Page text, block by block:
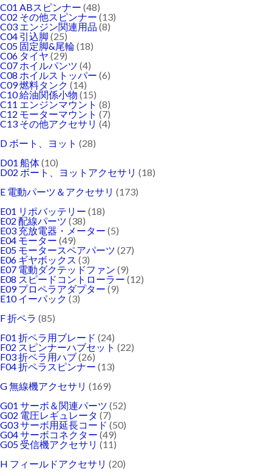
C01 ABスピンナー (48)
C02 その他スピンナー (13)
C03 エンジン関連用品 (8)
C04 引込脚 (25)
C05 固定脚&尾輪(18)
C06 タイヤ (29)
C07 ホイルパンツ (4)
C08 ホイルストッパー (6)
C09 燃料タンク (14)
C10 給油関係小物 (15)
C11 エンジンマウント (8)
C12 モーターマウント (7)
C13 その他アクセサリ (4)
D ボート、ヨット (28)
D01 船体 (10)
D02 ボート、ヨットアクセサリ (18)
E 電動パーツ＆アクセサリ (173)
E01 リポバッテリー (18)
E02 配線パーツ (38)
E03 充放電器・メーター (5)
E04 モーター (49)
E05 モータースペアパーツ (27)
E06 ギヤボックス (3)
E07 電動ダクテッドファン (9)
E08 スピードコントローラー (12)
E09 プロペラアダプター (9)
E10 イーパック (3)
F 折ペラ (85)
F01 折ペラ用ブレード (24)
F02 スピンナーハブセット (22)
F03 折ペラ用ハブ(26)
F04 折ペラスピンナー (13)
G 無線機アクセサリ (169)
G01 サーボ＆関連パーツ (52)
G02 電圧レギュレータ (7)
G03 サーボ用延長コード (50)
G04 サーボコネクター (49)
G05 受信機アクセサリ (11)
H フィールドアクセサリ (20)